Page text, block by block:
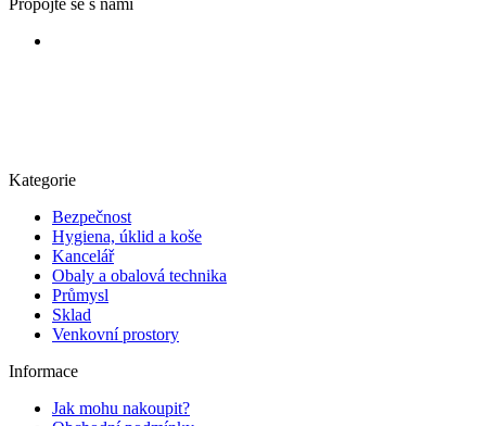
Kategorie
Bezpečnost
Hygiena, úklid a koše
Kancelář
Obaly a obalová technika
Průmysl
Sklad
Venkovní prostory
Informace
Jak mohu nakoupit?